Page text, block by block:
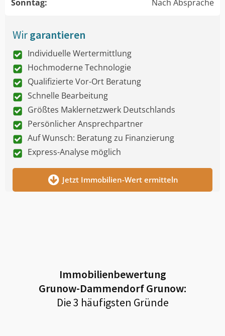
Sonntag:
Nach Absprache
Wirgarantieren
Individuelle Wertermittlung
Hochmoderne Technologie
Qualifizierte Vor-Ort Beratung
Schnelle Bearbeitung
Größtes Maklernetzwerk Deutschlands
Persönlicher Ansprechpartner
Auf Wunsch: Beratung zu Finanzierung
Express-Analyse möglich
Jetzt Immobilien-Wert ermitteln
Immobilienbewertung
Grunow-Dammendorf Grunow:
Die 3 häufigsten Gründe